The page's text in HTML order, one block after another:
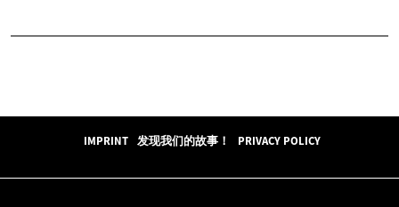
IMPRINT 发现我们的故事！ PRIVACY POLICY